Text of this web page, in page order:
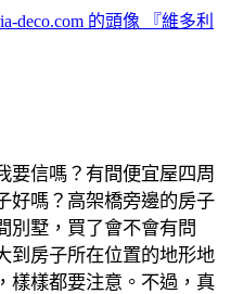
『維多利
要信嗎？有間便宜屋四周
好嗎？高架橋旁邊的房子
別墅，買了會不會有問
到房子所在位置的地形地
樣樣都要注意。不過，真